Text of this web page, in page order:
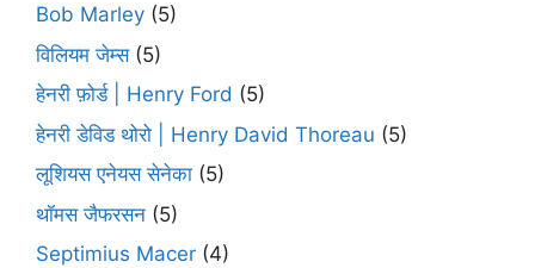
Bob Marley (5)
विलियम जेम्स(5)
हेनरी फ़ोर्ड | Henry Ford (5)
हेनरी डेविड थोरो | Henry David Thoreau (5)
लूशियस एनेयस सेनेका (5)
थॉमस जैफरसन (5)
Septimius Macer (4)